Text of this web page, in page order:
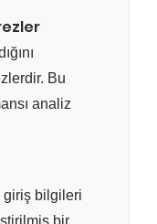
Bu
analiz
giriş bilgileri
bir